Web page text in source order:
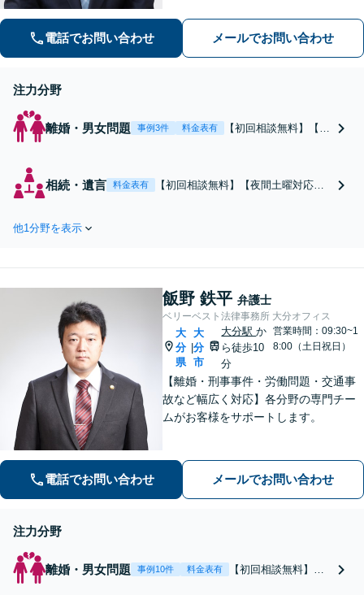
務等に、的確に対処できる弁護士が迅
速な解決を目指します。
電話でお問い合わせ メールでお問い合わせ
注力分野
離婚・男女問題 事例3件 料金表有
【初回相談無料】【夜
（本店と各支店の総
迅速な解決を目指しま
す。
相続・遺言 料金表有
【初回相談無料】【夜間土曜対応
に的確に対処できる弁護士が迅速な
他1分野を表示
飯野 鉄平 弁護士
ベリーベスト法律事務所 大分オフィス
大
分
県
大
分
市
大分駅か
ら徒歩10
分
営業時間：09:30~1
8:00（土日祝日）
【離婚・刑事事件・労働問題・交通事
故など幅広く対応】各分野の専門チー
ムがお客様をサポートします。
電話でお問い合わせ メールでお問い合わせ
注力分野
離婚・男女問題 事例10件 料金表有
【初回相談無料】あ